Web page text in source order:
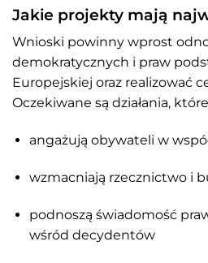
Jakie projekty mają
Wnioski powinny wprost
demokratycznych i praw
Europejskiej oraz realizować
Oczekiwane są działania,
angażują obywateli w
wzmacniają rzecznictwo i
podnoszą świadomość
wśród decydentów